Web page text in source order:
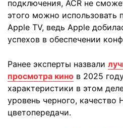
подключения, ACR не
этого можно использовать
Apple TV, ведь Apple
успехов в обеспечении
Ранее эксперты назвали
просмотра кино в 2025
характеристики в этом
уровень черного, качество
цветопередачи.